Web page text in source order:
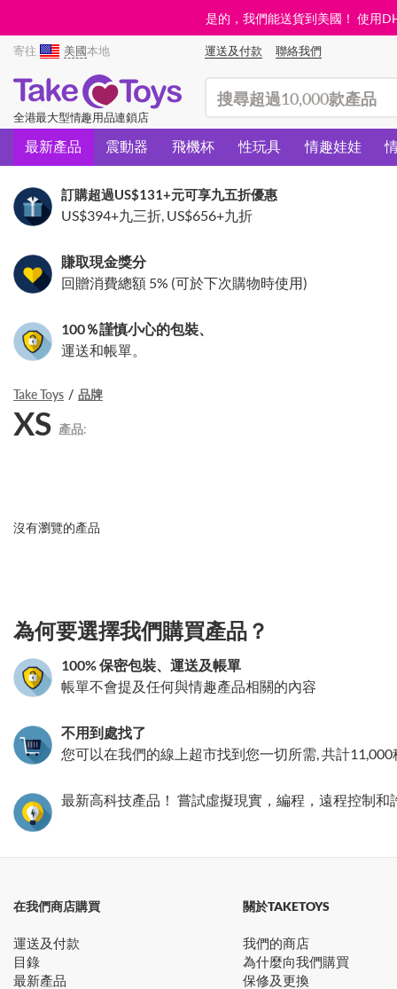
是的，我們能送貨到美國！ 使用
寄往 美國本地 運送及付款 聯絡我們
全港最大型情趣用品連鎖店
最新產品 震動器 飛機杯 性玩具 情趣娃娃
訂購超過US$131+元可享九五折優惠
US$394+九三折, US$656+九折
賺取現金獎分
回贈消費總額 5% (可於下次購物時使用)
100％謹慎小心的包裝、
運送和帳單。
Take Toys 品牌
XS 產品:
沒有瀏覽的產品
為何要選擇我們購買產品？
100% 保密包裝、運送及帳單
帳單不會提及任何與情趣產品相關的內容
不用到處找了
您可以在我們的線上超市找到您一切所需, 共計11,000
最新高科技產品！ 嘗試虛擬現實，編程，遠程控制
在我們商店購買
運送及付款
目錄
最新產品
關於TAKETOYS
我們的商店
為什麼向我們購買
保修及更換